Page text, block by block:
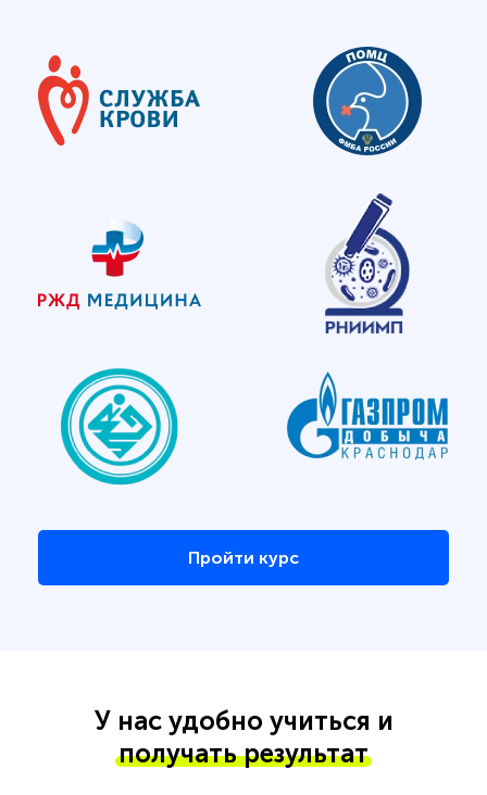
Пройти курс
У нас удобно учиться и
получать результат